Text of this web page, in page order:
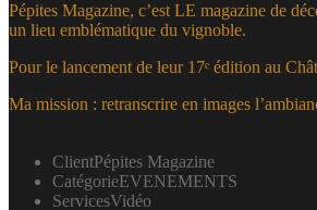
Pépites Magazine, c’est LE magazine de
un lieu emblématique du vignoble.
Pour le lancement de leur 17ᵉ édition au
Ma mission : retranscrire en images
ClientPépites Magazine
CatégorieEVENEMENTS
ServicesVidéo